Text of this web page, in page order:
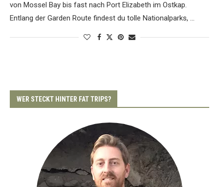
von Mossel Bay bis fast nach Port Elizabeth im Ostkap.
Entlang der Garden Route findest du tolle Nationalparks, …
WER STECKT HINTER FAT TRIPS?